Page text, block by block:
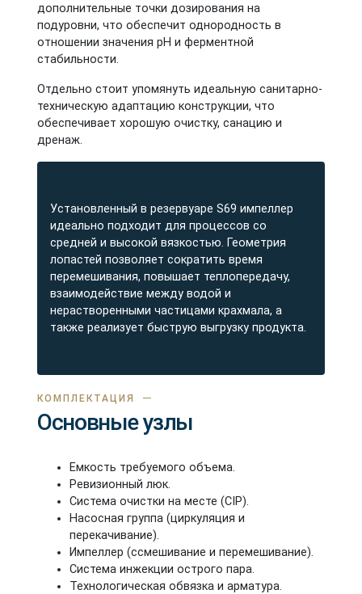
дополнительные точки дозирования на
подуровни, что обеспечит однородность в
отношении значения pH и ферментной
стабильности.
Отдельно стоит упомянуть идеальную санитарно-
техническую адаптацию конструкции, что
обеспечивает хорошую очистку, санацию и
дренаж.
Установленный в резервуаре S69 импеллер
идеально подходит для процессов со
средней и высокой вязкостью. Геометрия
лопастей позволяет сократить время
перемешивания, повышает теплопередачу,
взаимодействие между водой и
нерастворенными частицами крахмала, а
также реализует быструю выгрузку продукта.
КОМПЛЕКТАЦИЯ
Основные узлы
Емкость требуемого объема.
Ревизионный люк.
Система очистки на месте (CIP).
Насосная группа (циркуляция и
перекачивание).
Импеллер (cсмешивание и перемешивание).
Система инжекции острого пара.
Технологическая обвязка и арматура.